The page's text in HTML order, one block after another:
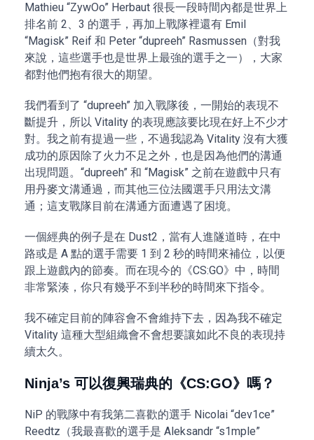
Mathieu “ZywOo” Herbaut 很長一段時間內都是世界上
排名前 2、3 的選手，再加上戰隊裡還有 Emil
“Magisk” Reif 和 Peter “dupreeh” Rasmussen（對我
來說，這些選手也是世界上最強的選手之一），大家
都對他們抱有很大的期望。
我們看到了 “dupreeh” 加入戰隊後，一開始的表現不
斷提升，所以 Vitality 的表現應該要比現在好上不少才
對。我之前有提過一些，不過我認為 Vitality 沒有大獲
成功的原因除了火力不足之外，也是因為他們的溝通
出現問題。“dupreeh” 和 “Magisk” 之前在遊戲中只有
用丹麥文溝通過，而其他三位法國選手只用法文溝
通；這支戰隊目前在溝通方面遭遇了困境。
一個經典的例子是在 Dust2，當有人進隧道時，在中
路或是 A 點的選手需要 1 到 2 秒的時間來補位，以便
跟上遊戲內的節奏。而在現今的《CS:GO》中，時間
非常緊湊，你只有幾乎不到半秒的時間來下指令。
我不確定目前的陣容會不會維持下去，因為我不確定
Vitality 這種大型組織會不會想要讓如此不良的表現持
續太久。
Ninja’s 可以復興瑞典的《CS:GO》嗎？
NiP 的戰隊中有我第二喜歡的選手 Nicolai “dev1ce”
Reedtz（我最喜歡的選手是 Aleksandr “s1mple”